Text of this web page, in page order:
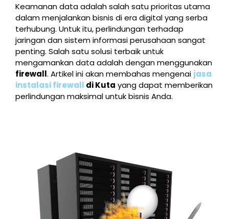
Keamanan data adalah salah satu prioritas utama
dalam menjalankan bisnis di era digital yang serba
terhubung. Untuk itu, perlindungan terhadap
jaringan dan sistem informasi perusahaan sangat
penting. Salah satu solusi terbaik untuk
mengamankan data adalah dengan menggunakan
firewall. Artikel ini akan membahas mengenai jasa
instalasi firewall di Kuta yang dapat memberikan
perlindungan maksimal untuk bisnis Anda.